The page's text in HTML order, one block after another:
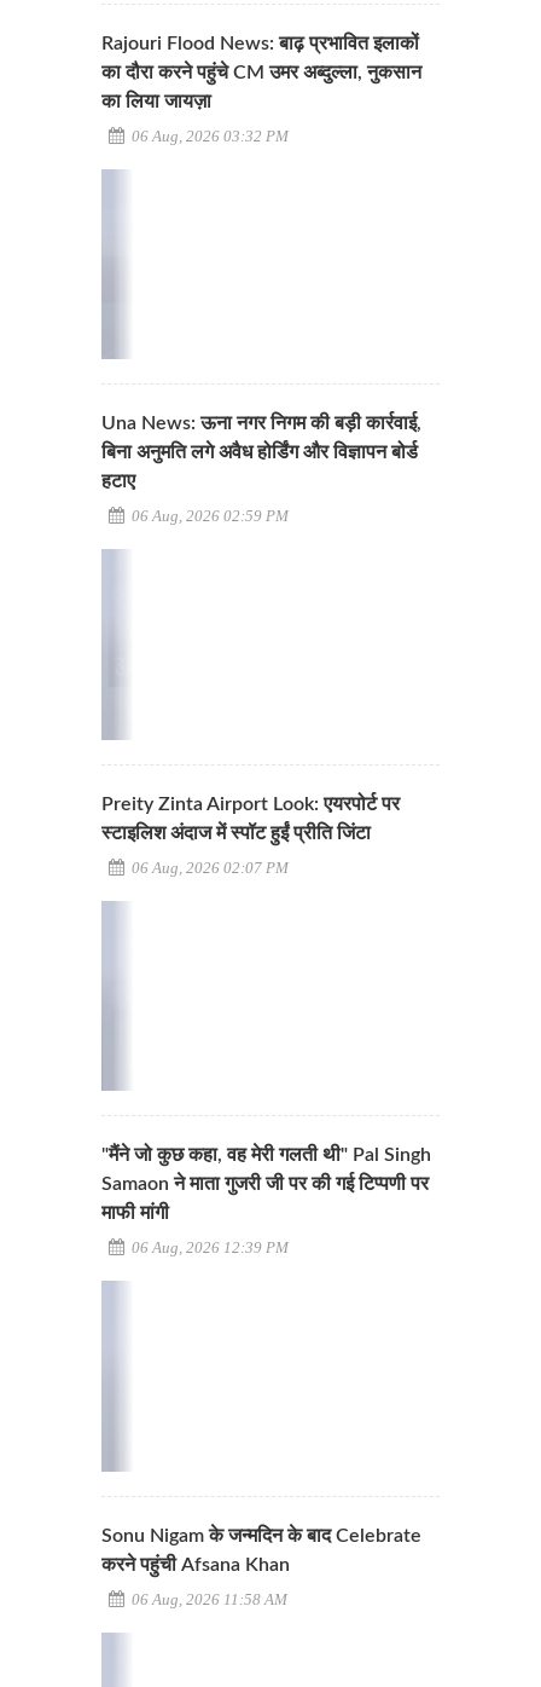
Rajouri Flood News: बाढ़ प्रभावित इलाकों
का दौरा करने पहुंचे CM उमर अब्दुल्ला, नुकसान
का लिया जायज़ा
06 Aug, 2026 03:32 PM
Una News: ऊना नगर निगम की बड़ी कार्रवाई,
बिना अनुमति लगे अवैध होर्डिंग और विज्ञापन बोर्ड
हटाए
06 Aug, 2026 02:59 PM
Preity Zinta Airport Look: एयरपोर्ट पर
स्टाइलिश अंदाज में स्पॉट हुईं प्रीति जिंटा
06 Aug, 2026 02:07 PM
"मैंने जो कुछ कहा, वह मेरी गलती थी" Pal Singh
Samaon ने माता गुजरी जी पर की गई टिप्पणी पर
माफी मांगी
06 Aug, 2026 12:39 PM
Sonu Nigam के जन्मदिन के बाद Celebrate
करने पहुंची Afsana Khan
06 Aug, 2026 11:58 AM